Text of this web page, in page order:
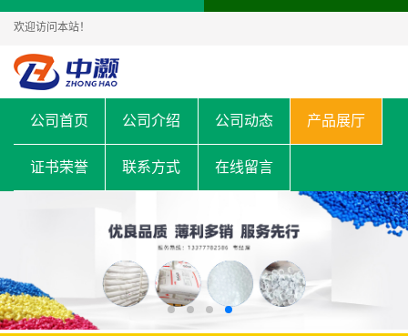
欢迎访问本站！
公司首页 公司介绍 公司动态 产品展厅
证书荣誉 联系方式 在线留言